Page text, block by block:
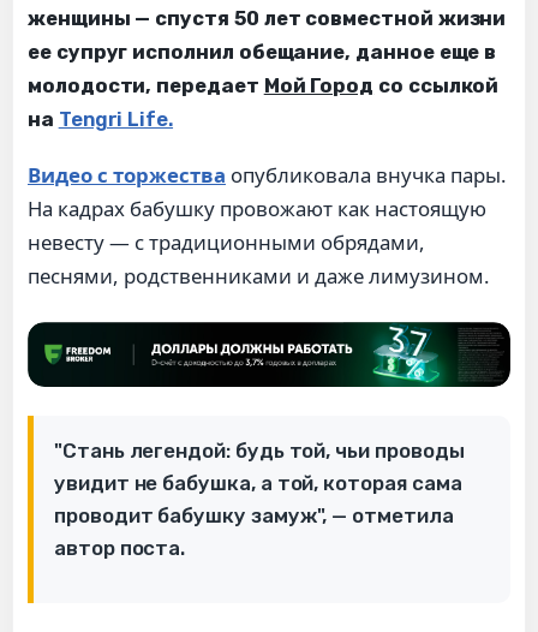
женщины — спустя 50 лет совместной жизни
ее супруг исполнил обещание, данное еще в
молодости, передает Мой Город со ссылкой
на Tengri Life.
Видео с торжества опубликовала внучка пары.
На кадрах бабушку провожают как настоящую
невесту — с традиционными обрядами,
песнями, родственниками и даже лимузином.
"Стань легендой: будь той, чьи проводы
увидит не бабушка, а той, которая сама
проводит бабушку замуж", — отметила
автор поста.